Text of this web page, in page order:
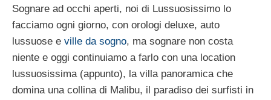
Sognare ad occhi aperti, noi di Lussuosissimo lo
facciamo ogni giorno, con orologi deluxe, auto
lussuose e ville da sogno, ma sognare non costa
niente e oggi continuiamo a farlo con una location
lussuosissima (appunto), la villa panoramica che
domina una collina di Malibu, il paradiso dei surfisti in